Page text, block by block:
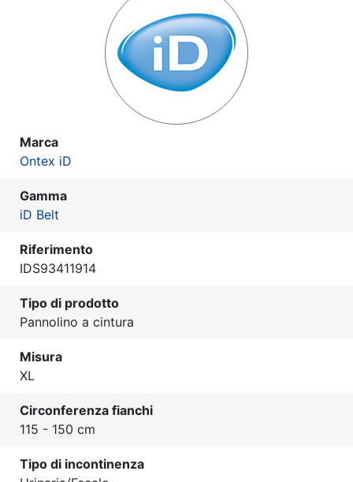
Marca
Ontex iD
Gamma
iD Belt
Riferimento
IDS93411914
Tipo di prodotto
Pannolino a cintura
Misura
XL
Circonferenza fianchi
115 - 150 cm
Tipo di incontinenza